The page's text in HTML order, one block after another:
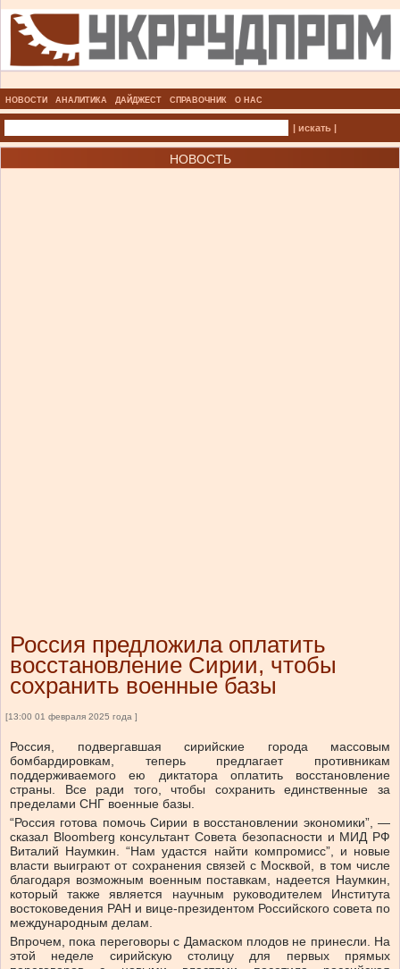
НОВОСТИ АНАЛИТИКА ДАЙДЖЕСТ СПРАВОЧНИК О НАС
| искать |
НОВОСТЬ
Россия предложила оплатить
восстановление Сирии, чтобы
сохранить военные базы
[13:00 01 февраля 2025 года ]
Россия, подвергавшая сирийские города массовым
бомбардировкам, теперь предлагает противникам
поддерживаемого ею диктатора оплатить восстановление
страны. Все ради того, чтобы сохранить единственные за
пределами СНГ военные базы.
“Россия готова помочь Сирии в восстановлении экономики”, —
сказал Bloomberg консультант Совета безопасности и МИД РФ
Виталий Наумкин. “Нам удастся найти компромисс”, и новые
власти выиграют от сохранения связей с Москвой, в том числе
благодаря возможным военным поставкам, надеется Наумкин,
который также является научным руководителем Института
востоковедения РАН и вице-президентом Российского совета по
международным делам.
Впрочем, пока переговоры с Дамаском плодов не принесли. На
этой неделе сирийскую столицу для первых прямых